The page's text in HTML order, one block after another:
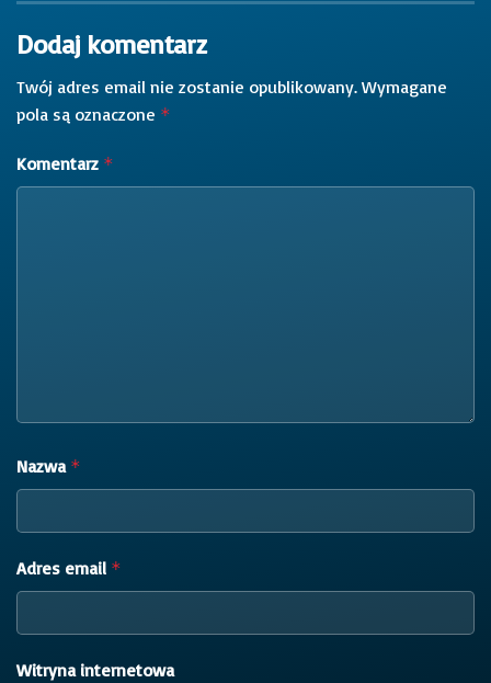
Dodaj komentarz
Twój adres email nie zostanie opublikowany. Wymagane
pola są oznaczone *
Komentarz *
Nazwa *
Adres email *
Witryna internetowa